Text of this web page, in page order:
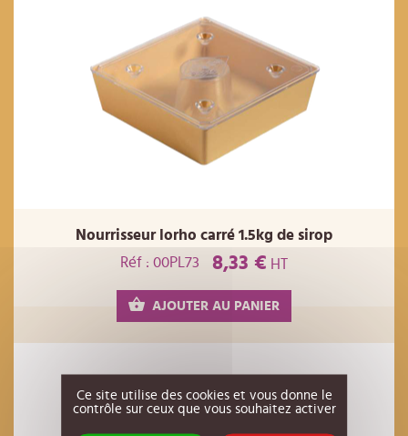
Nourrisseur lorho carré 1.5kg de sirop
Réf : 00PL73
8,33 € HT
AJOUTER AU PANIER
Ce site utilise des cookies et vous donne le
contrôle sur ceux que vous souhaitez activer